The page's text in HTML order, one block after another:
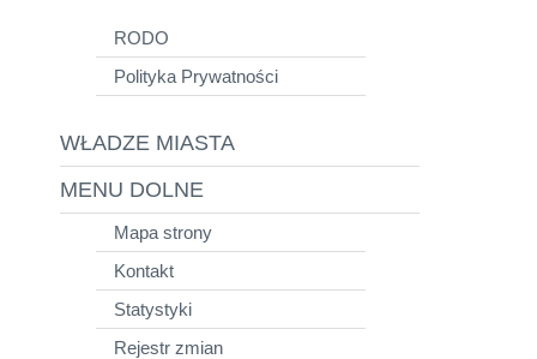
RODO
Polityka Prywatności
WŁADZE MIASTA
MENU DOLNE
Mapa strony
Kontakt
Statystyki
Rejestr zmian